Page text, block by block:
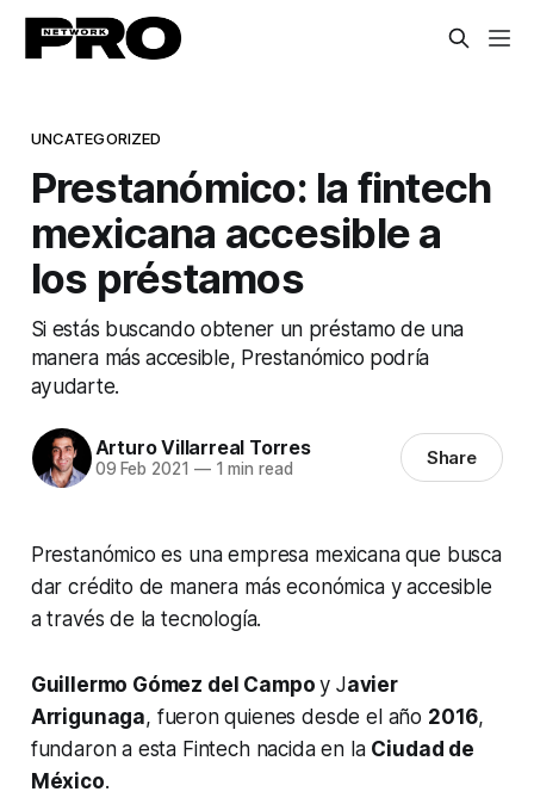
UNCATEGORIZED
Prestanómico: la fintech
mexicana accesible a
los préstamos
Si estás buscando obtener un préstamo de una
manera más accesible, Prestanómico podría
ayudarte.
Arturo Villarreal Torres
09 Feb 2021 —1 min read Share
Prestanómico es una empresa mexicana que busca
dar crédito de manera más económica y accesible
a través de la tecnología.
Guillermo Gómez del Campoy Javier
Arrigunaga, fueron quienes desde el año 2016,
fundaron a esta Fintech nacida en la Ciudad de
México.